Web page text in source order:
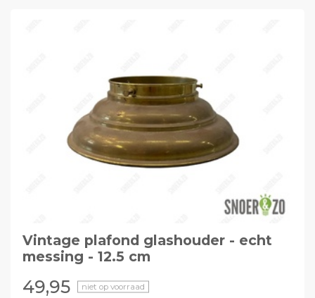
Vintage plafond glashouder - echt
messing - 12.5 cm
49,95 niet op voorraad